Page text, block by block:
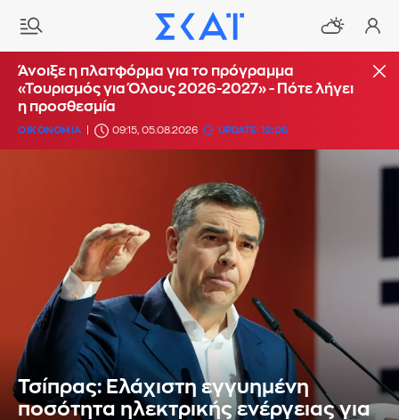
Άνοιξε η πλατφόρμα για το πρόγραμμα
«Τουρισμός για Όλους 2026-2027» - Πότε λήγει
η προσθεσμία
ΟΙΚΟΝΟΜΙΑ 09:15, 05.08.2026 UPDATE: 12:06
Τσίπρας: Ελάχιστη εγγυημένη
ποσότητα ηλεκτρικής ενέργειας για